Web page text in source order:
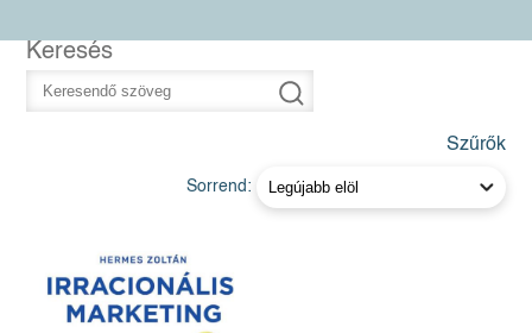
Keresés
Szűrők
Sorrend: